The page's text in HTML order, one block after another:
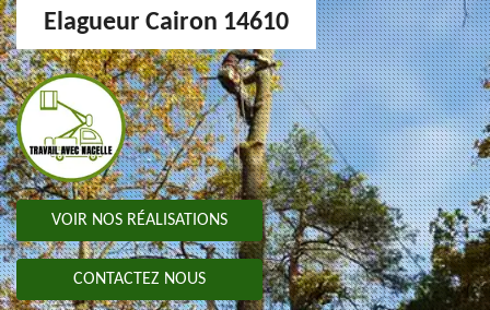
Elagueur Cairon 14610
VOIR NOS RÉALISATIONS
CONTACTEZ NOUS